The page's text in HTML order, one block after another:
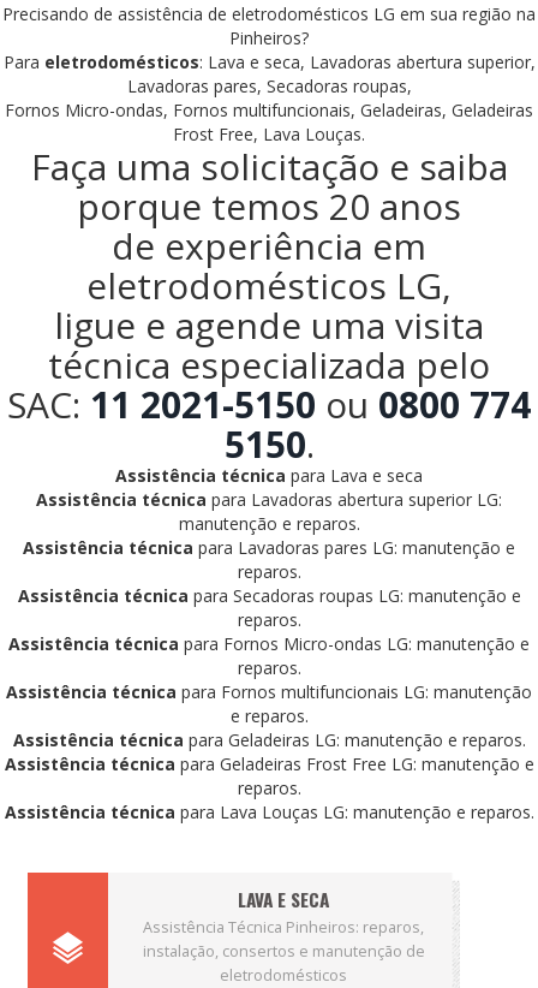
Precisando de assistência de eletrodomésticos LG em sua região na
Pinheiros?
Para eletrodomésticos: Lava e seca, Lavadoras abertura superior,
Lavadoras pares, Secadoras roupas,
Fornos Micro-ondas, Fornos multifuncionais, Geladeiras, Geladeiras
Frost Free, Lava Louças.
Faça uma solicitação e saiba
porque temos 20 anos
de experiência em
eletrodomésticos LG,
ligue e agende uma visita
técnica especializada pelo
SAC: 11 2021-5150 ou 0800 774
5150.
Assistência técnica para Lava e seca
Assistência técnica para Lavadoras abertura superior LG:
manutenção e reparos.
Assistência técnica para Lavadoras pares LG: manutenção e
reparos.
Assistência técnica para Secadoras roupas LG: manutenção e
reparos.
Assistência técnica para Fornos Micro-ondas LG: manutenção e
reparos.
Assistência técnica para Fornos multifuncionais LG: manutenção
e reparos.
Assistência técnica para Geladeiras LG: manutenção e reparos.
Assistência técnica para Geladeiras Frost Free LG: manutenção e
reparos.
Assistência técnica para Lava Louças LG: manutenção e reparos.
LAVA E SECA
Assistência Técnica Pinheiros: reparos,
instalação, consertos e manutenção de
eletrodomésticos